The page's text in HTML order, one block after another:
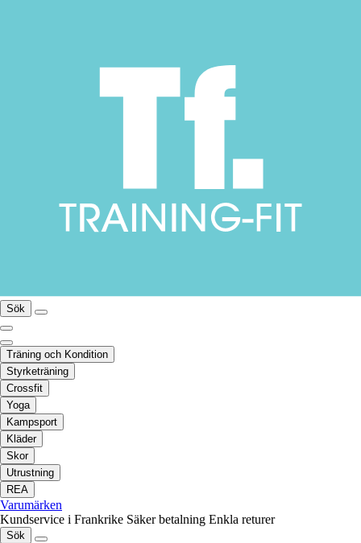
Sök
Träning och Kondition
Styrketräning
Crossfit
Yoga
Kampsport
Kläder
Skor
Utrustning
REA
Varumärken
Kundservice i Frankrike Säker betalning Enkla returer
Sök